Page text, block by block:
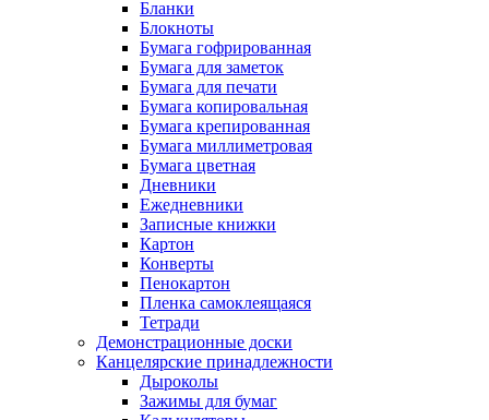
Бланки
Блокноты
Бумага гофрированная
Бумага для заметок
Бумага для печати
Бумага копировальная
Бумага крепированная
Бумага миллиметровая
Бумага цветная
Дневники
Ежедневники
Записные книжки
Картон
Конверты
Пенокартон
Пленка самоклеящаяся
Тетради
Демонстрационные доски
Канцелярские принадлежности
Дыроколы
Зажимы для бумаг